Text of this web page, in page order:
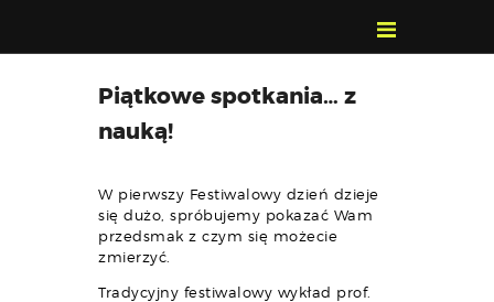
POZNAJ, POLUB,
PAMIĘTAJ!
O FESTIWALU
KONTAKT
WYSZUKIWARKA
WYDARZEŃ
Piątkowe spotkania… z
nauką!
W pierwszy Festiwalowy dzień dzieje
się dużo, spróbujemy pokazać Wam
przedsmak z czym się możecie
zmierzyć.
Tradycyjny festiwalowy wykład prof.